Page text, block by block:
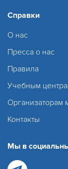
Справки
О нас
Пресса о нас
Правила
Учебным
Организаторам
Контакты
Мы в